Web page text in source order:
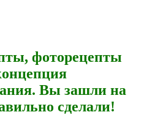
фоторецепты
Вы зашли на
сделали!